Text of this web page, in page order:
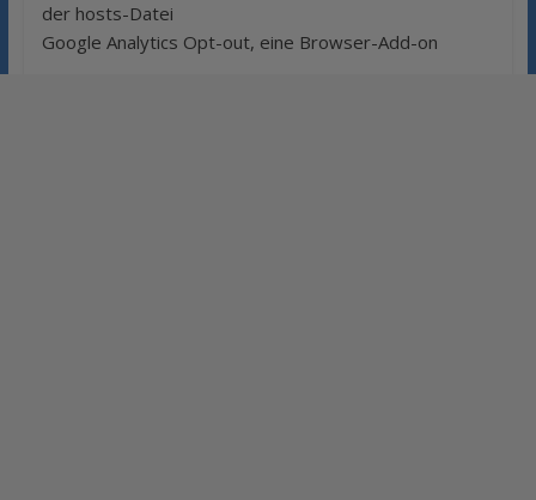
der hosts-Datei
Google Analytics Opt-out, eine Browser-Add-on